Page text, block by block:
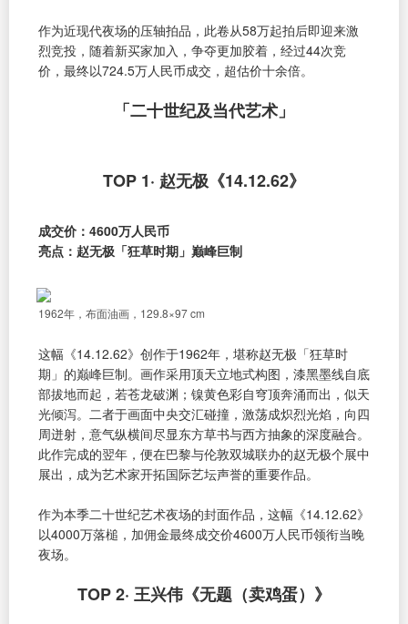
作为近现代夜场的压轴拍品，此卷从58万起拍后即迎来激
烈竞投，随着新买家加入，争夺更加胶着，经过44次竞
价，最终以724.5万人民币成交，超估价十余倍。
「二十世纪及当代艺术」
TOP 1· 赵无极《14.12.62》
成交价：4600万人民币
亮点：赵无极「狂草时期」巅峰巨制
1962年，布面油画，129.8×97 cm
这幅《14.12.62》创作于1962年，堪称赵无极「狂草时
期」的巅峰巨制。画作采用顶天立地式构图，漆黑墨线自底
部拔地而起，若苍龙破渊；镍黄色彩自穹顶奔涌而出，似天
光倾泻。二者于画面中央交汇碰撞，激荡成炽烈光焰，向四
周迸射，意气纵横间尽显东方草书与西方抽象的深度融合。
此作完成的翌年，便在巴黎与伦敦双城联办的赵无极个展中
展出，成为艺术家开拓国际艺坛声誉的重要作品。
作为本季二十世纪艺术夜场的封面作品，这幅《14.12.62》
以4000万落槌，加佣金最终成交价4600万人民币领衔当晚
夜场。
TOP 2· 王兴伟《无题（卖鸡蛋）》